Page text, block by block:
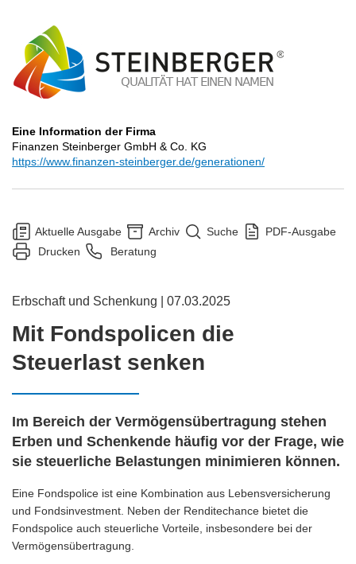
Eine Information der Firma
Finanzen Steinberger GmbH & Co. KG
https://www.finanzen-steinberger.de/generationen/
Aktuelle Ausgabe Archiv Suche
PDF-Ausgabe
Drucken
Beratung
Erbschaft und Schenkung | 07.03.2025
Mit Fondspolicen die
Steuerlast senken
Im Bereich der Vermögensübertragung stehen
Erben und Schenkende häufig vor der Frage, wie
sie steuerliche Belastungen minimieren können.
Eine Fondspolice ist eine Kombination aus Lebensversicherung
und Fondsinvestment. Neben der Renditechance bietet die
Fondspolice auch steuerliche Vorteile, insbesondere bei der
Vermögensübertragung.